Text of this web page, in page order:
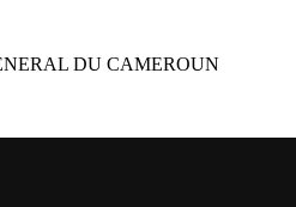
DU CAMEROUN